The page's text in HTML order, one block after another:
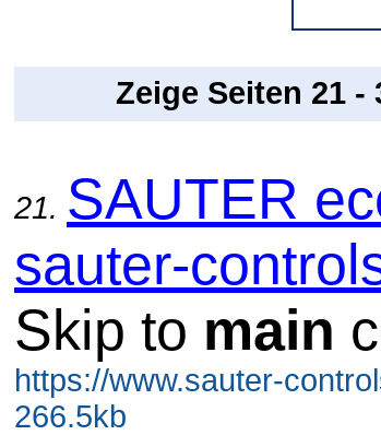
Zeige Seiten 21 -
21. SAUTER
sauter-
Skip to main
https://www.sauter-
266.5kb